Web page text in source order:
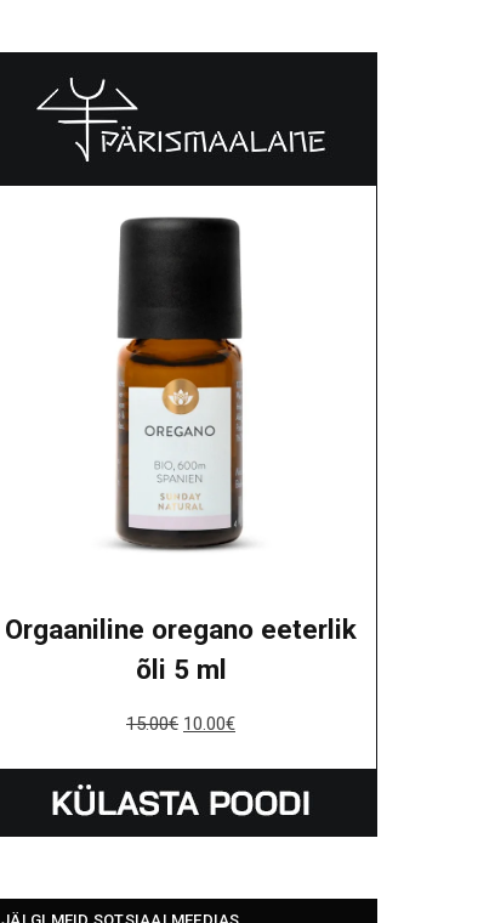
Orgaaniline oregano eeterlik
õli 5 ml
15.00€ 10.00€